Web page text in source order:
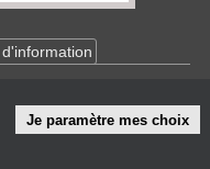
Je paramètre mes choix